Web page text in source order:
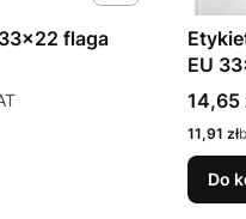
flaga
EU
Cena
14,65
Cena
11,91 zł
Do